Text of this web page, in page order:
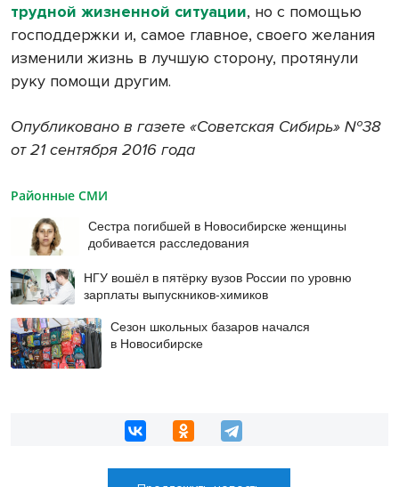
трудной жизненной ситуации, но с помощью
господдержки и, самое главное, своего желания
изменили жизнь в лучшую сторону, протянули
руку помощи другим.
Опубликовано в газете «Советская Сибирь» №38
от 21 сентября 2016 года
Районные СМИ
Сестра погибшей в Новосибирске женщины
добивается расследования
НГУ вошёл в пятёрку вузов России по уровню
зарплаты выпускников-химиков
Сезон школьных базаров начался
в Новосибирске